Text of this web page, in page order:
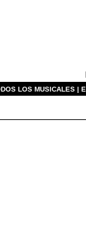
|
LOS MUSICALES |